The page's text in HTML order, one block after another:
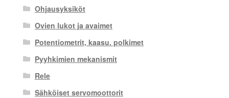
Ohjausyksiköt
Ovien lukot ja avaimet
Potentiometrit, kaasu. polkimet
Pyyhkimien mekanismit
Rele
Sähköiset servomoottorit